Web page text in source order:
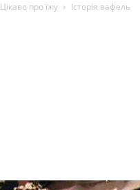
Цікаво про їжу Історія вафель